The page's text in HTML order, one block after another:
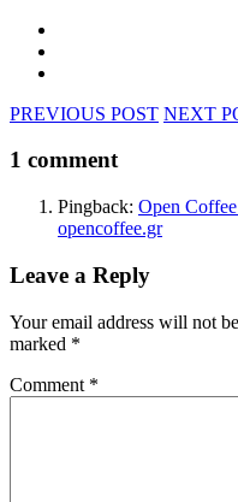
PREVIOUS POST NEXT
1 comment
Pingback: Open
opencoffee.gr
Leave a Reply
Your email address will not
marked *
Comment *